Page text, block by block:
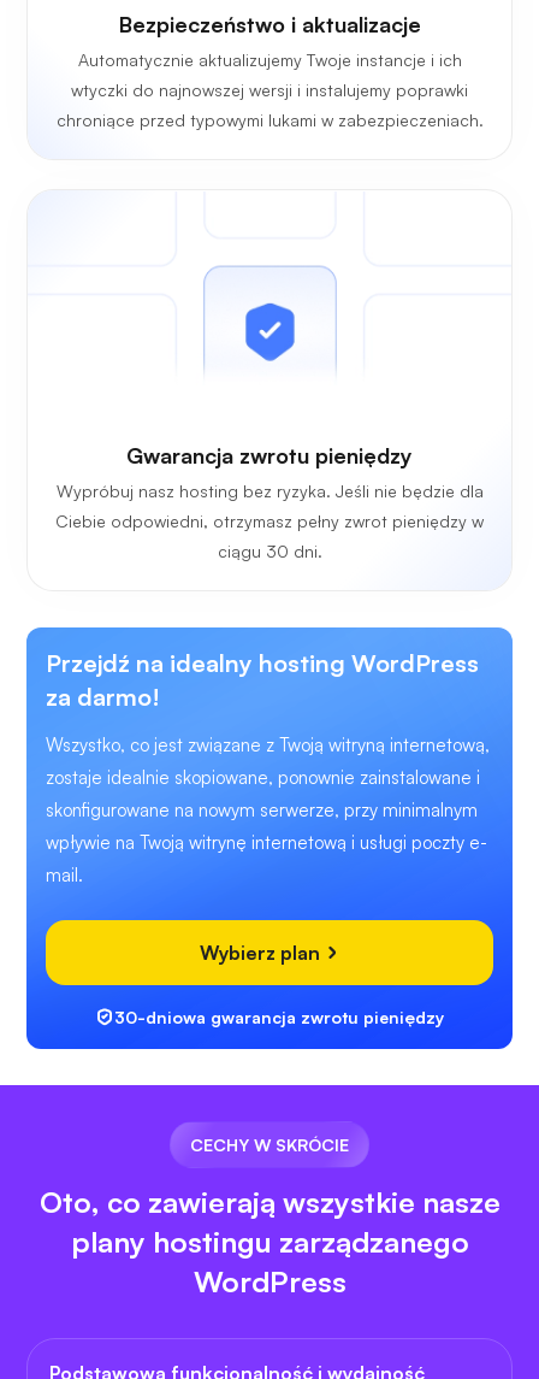
Bezpieczeństwo i aktualizacje
Automatycznie aktualizujemy Twoje instancje i ich
wtyczki do najnowszej wersji i instalujemy poprawki
chroniące przed typowymi lukami w zabezpieczeniach.
Gwarancja zwrotu pieniędzy
Wypróbuj nasz hosting bez ryzyka. Jeśli nie będzie dla
Ciebie odpowiedni, otrzymasz pełny zwrot pieniędzy w
ciągu 30 dni.
Przejdź na idealny hosting WordPress
za darmo!
Wszystko, co jest związane z Twoją witryną internetową,
zostaje idealnie skopiowane, ponownie zainstalowane i
skonfigurowane na nowym serwerze, przy minimalnym
wpływie na Twoją witrynę internetową i usługi poczty e-
mail.
Wybierz plan
30-dniowa gwarancja zwrotu pieniędzy
CECHY W SKRÓCIE
Oto, co zawierają wszystkie nasze
plany hostingu zarządzanego
WordPress
Podstawowa funkcjonalność i wydajność